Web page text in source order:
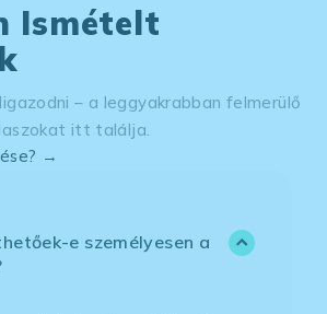
Ismételt
– a leggyakrabban felmerülő
itt találja.
→
e személyesen a